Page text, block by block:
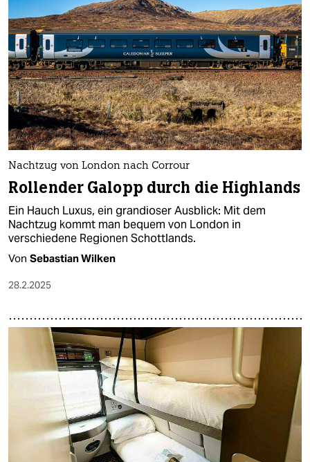
Nachtzug von London nach Corrour
Rollender Galopp durch die Highlands
Ein Hauch Luxus, ein grandioser Ausblick: Mit dem
Nachtzug kommt man bequem von London in
verschiedene Regionen Schottlands.
Von Sebastian Wilken
28.2.2025